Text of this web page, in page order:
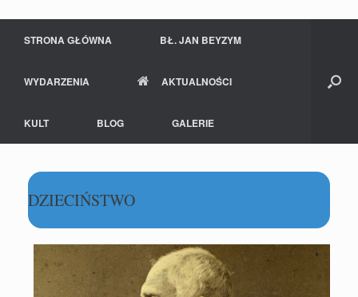
STRONA GŁÓWNA BŁ. JAN BEYZYM
WYDARZENIA AKTUALNOŚCI
KULT BLOG GALERIE
DZIECIŃSTWO